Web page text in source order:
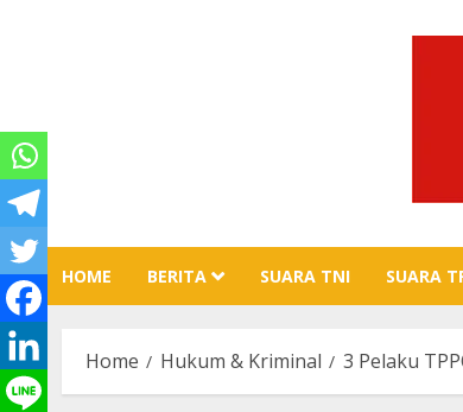
HOME BERITA SUARA TNI SUARA
Home Hukum & Kriminal 3 Pelaku